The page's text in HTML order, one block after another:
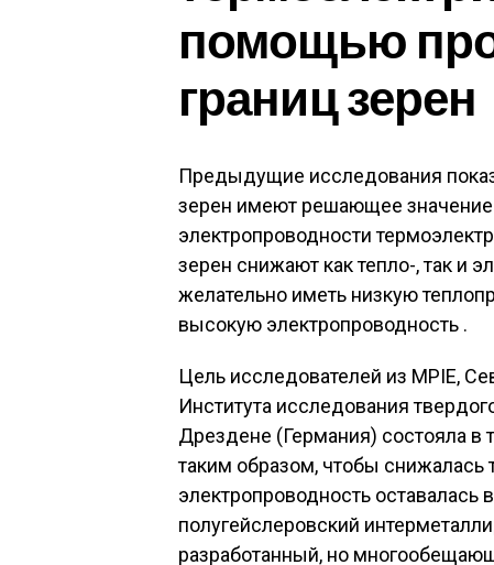
помощью
границ зерен
Предыдущие исследования
зерен имеют решающее значение
электропроводности
зерен снижают как тепло-, так и
желательно иметь низкую
высокую электропроводность .
Цель исследователей из MPIE,
Института исследования
Дрездене (Германия) состояла в
таким образом, чтобы снижалась
электропроводность оставалась
полугейслеровский
разработанный, но